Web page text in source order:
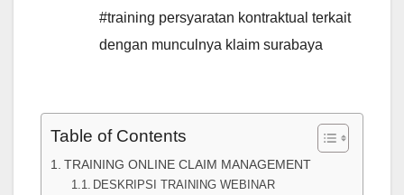
#training persyaratan kontraktual terkait
dengan munculnya klaim surabaya
Table of Contents
TRAINING ONLINE CLAIM MANAGEMENT
DESKRIPSI TRAINING WEBINAR